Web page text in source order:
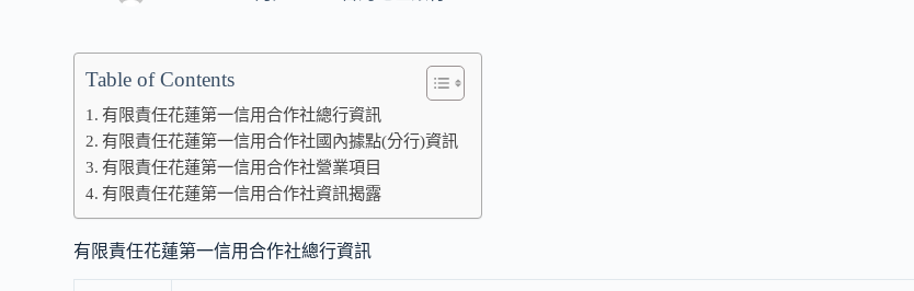
Table of Contents
有限責任花蓮第一信用合作社總行資訊
有限責任花蓮第一信用合作社國內據點(分行)資訊
有限責任花蓮第一信用合作社營業項目
有限責任花蓮第一信用合作社資訊揭露
有限責任花蓮第一信用合作社總行資訊